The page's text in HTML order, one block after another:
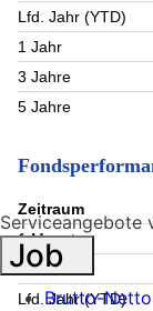
Lfd. Jahr (YTD)
1 Jahr
3 Jahre
5 Jahre
Zeitraum
1 Monat
6 Monate
Lfd. Jahr (YTD)
Serviceangebote
Job
Brutto-